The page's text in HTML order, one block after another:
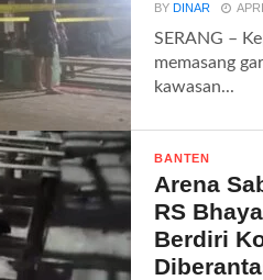
BYDINAR
SERANG –
memasang
kawasan...
BANTEN
Arena
RS
Berdiri